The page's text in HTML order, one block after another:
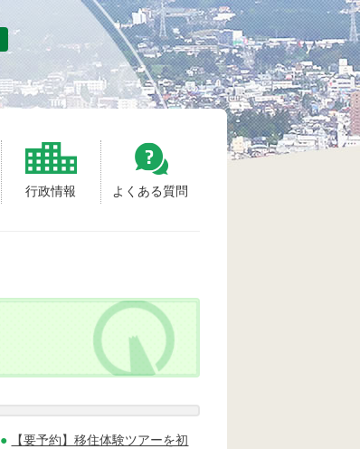
行政情報 よくある質問
【要予約】移住体験ツアーを初